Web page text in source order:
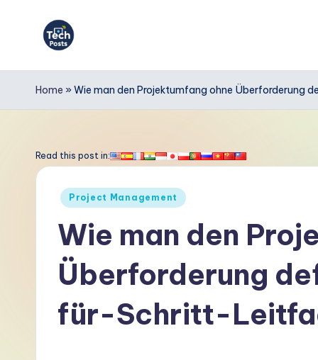
T
e
h
Home » Wie man den Projektumfang ohne
Read this post in:
Posted
Project Management
Wie man den
Überforderung
für-Schritt-